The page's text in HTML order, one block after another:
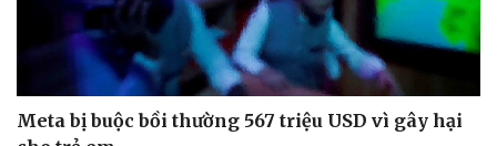
Meta bị buộc bồi thường 567 triệu USD vì gây hại